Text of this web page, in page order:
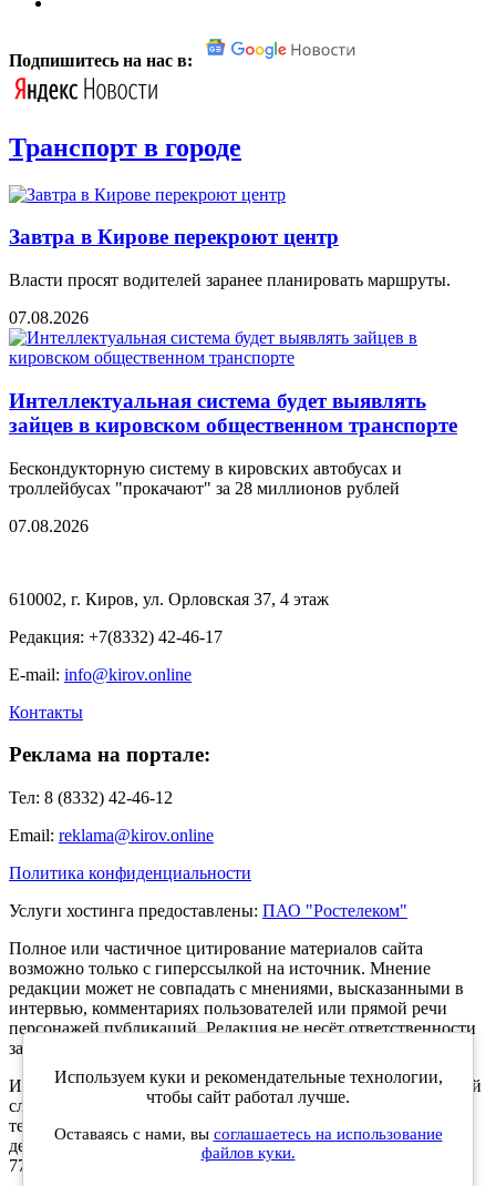
Подпишитесь на нас в:
Транспорт в городе
Завтра в Кирове перекроют центр
Власти просят водителей заранее планировать маршруты.
07.08.2026
Интеллектуальная система будет выявлять
зайцев в кировском общественном транспорте
Бескондукторную систему в кировских автобусах и
троллейбусах "прокачают" за 28 миллионов рублей
07.08.2026
610002, г. Киров, ул. Орловская 37, 4 этаж
Редакция: +7(8332) 42-46-17
E-mail: info@kirov.online
Контакты
Реклама на портале:
Тел: 8 (8332) 42-46-12
Email: reklama@kirov.online
Политика конфиденциальности
Услуги хостинга предоставлены: ПАО "Ростелеком"
Полное или частичное цитирование материалов сайта
возможно только с гиперссылкой на источник. Мнение
редакции может не совпадать с мнениями, высказанными в
интервью, комментариях пользователей или прямой речи
персонажей публикаций. Редакция не несёт ответственности
за текст комментариев читателей.
Интернет-портал Kirov.online зарегистрирован в Федеральной
службе по надзору в сфере связи, информационных
технологий и массовых коммуникаций (Роскомнадзор) 5
декабря 2019 года. Регистрационный номер ЭЛ № ФС 77 -
77189.
Используем куки и рекомендательные технологии,
чтобы сайт работал лучше.
Оставаясь с нами, вы соглашаетесь на использование
файлов куки.